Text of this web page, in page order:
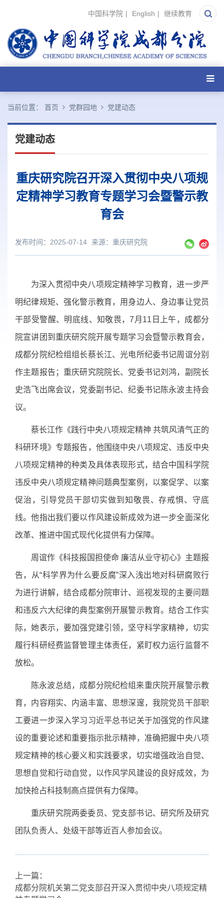
中国科学院 | English | 继续教育
当前位置： 首页 党群园地 党建动态
党建动态
重庆研究院召开深入贯彻中央八项规
定精神学习教育专题学习会暨警示教
育会
发布时间：2025-07-14 来源： 重庆研究院
为深入贯彻中央八项规定精神学习教育，进一步严
明纪律规矩、强化警示教育，用身边人、身边事让党员
干部受警醒、明底线、知敬畏，7月11日上午，成都分
院宣讲团到重庆研究院开展专题学习会暨警示教育会，
成都分院纪检组组长蔡长江、光电所纪委书记周谊分别
作主题报告；重庆研究院院长、党委书记刘鸿，副院长
史浩飞出席会议，党委副书记、纪委书记陈永波主持会
议。
蔡长江作《践行中央八项规定精神 共筑风清气正的
科研环境》专题报告，他围绕中央八项规定、违反中央
八项规定精神的种类及具体表现形式，结合中国科学院
违反中央八项规定精神问题典型案例，以案促学、以案
促治，引导党员干部切实做到知敬畏、存戒惧、守底
线。他指出我们要以作风建设新成效为进一步全面深化
改革、推进中国式现代化提供有力保障。
周谊作《科技报国担使命 廉洁从业守初心》主题报
告，从“科学界为什么要反腐”深入浅出地对科研腐败行
为进行讲解，结合成都分院审计、巡视发现的主要问题
和违反六大纪律的典型案例开展警示教育。结合工作实
际，她表示，要加强党建引领，坚守科学家精神，切实
履行科研经费监督管理主体责任，紧盯权力运行监督不
放松。
陈永波总结，成都分院纪检组来重庆院开展警示教
育，内容翔实、内涵丰富、思想深邃，我院党员干部职
工要进一步深入学习习近平总书记关于加强党的作风建
设的重要论述和重要指示批示精神，准确把握中央八项
规定精神的核心要义和实践要求，切实增强政治自觉、
思想自觉和行动自觉，以作风学风建设的良好成效，为
加快抢占科技制高点提供有力保障。
重庆研究院两委委员、党支部书记、研究所及研究
团队负责人、处级干部等近百人参加会议。
上一篇：
成都分院机关第二党支部召开深入贯彻中央八项规定精